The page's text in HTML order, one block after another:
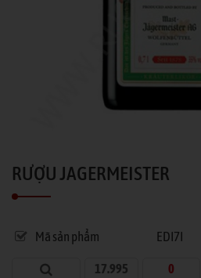
RƯỢU JAGERMEISTER
Mã sản phẩm EDI7I
17.995 0